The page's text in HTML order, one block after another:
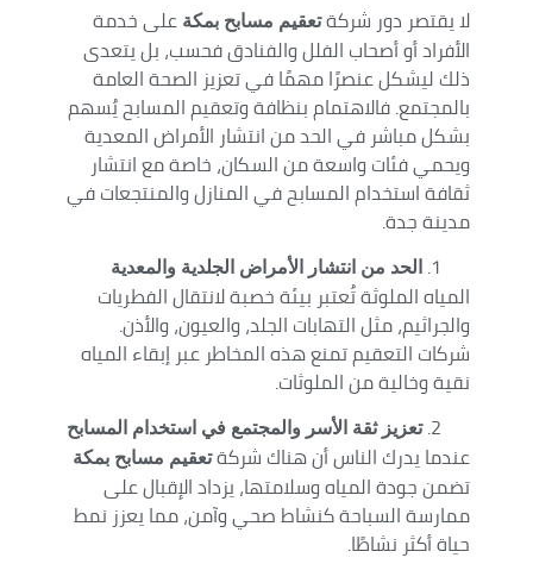
لا يقتصر دور شركةتعقيم مسابح بمكة على خدمة
الأفراد أو أصحاب الفلل والفنادق فحسب، بل يتعدى
ذلك ليشكل عنصرًا مهمًا في تعزيز الصحة العامة
بالمجتمع. فالاهتمام بنظافة وتعقيم المسابح يُسهم
بشكل مباشر في الحد من انتشار الأمراض المعدية
ويحمي فئات واسعة من السكان، خاصة مع انتشار
ثقافة استخدام المسابح في المنازل والمنتجعات في
مدينة جدة.
الحد من انتشار الأمراض الجلدية والمعدية
المياه الملوثة تُعتبر بيئة خصبة لانتقال الفطريات
والجراثيم، مثل التهابات الجلد، والعيون، والأذن.
شركات التعقيم تمنع هذه المخاطر عبر إبقاء المياه
نقية وخالية من الملوثات.
تعزيز ثقة الأسر والمجتمع في استخدام المسابح
عندما يدرك الناس أن هناك شركةتعقيم مسابح بمكة
تضمن جودة المياه وسلامتها، يزداد الإقبال على
ممارسة السباحة كنشاط صحي وآمن، مما يعزز نمط
حياة أكثر نشاطًا.